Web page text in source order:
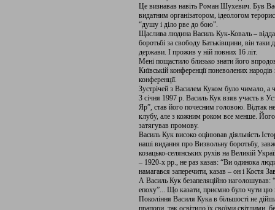
Це визнавав навіть Роман Шухевич. Був
видатним організатором, ідеологом
“душу і діло рве до бою”.
Щаслива людина Василь Кук-Коваль –
боротьбі за свободу Батьківщини, він таки
держави. І прожив у ній повних 16 літ.
Мені пощастило близько знати його
Київській конференції поневолених
конференції.
Зустрічей з Василем Куком було чимало, а
3 січня 1997 р. Василь Кук взяв участь в
Яр”, став його почесним головою. Відтак
клубу, але з кожним роком все менше. Його
затягував промову.
Василь Кук високо оцінював діяльність
наші видання про Визвольну боротьбу,
козацько-селянських рухів на Великій
– 1920-х рр., не раз казав: “Ви одинока
намагався заперечити, казав – он і Костя
А Василь Кук безапеляційно
епоху”... Що казати, приємно було чути цю
Покоління Василя Кука в більшості не
прапори, так освітило їх своїми